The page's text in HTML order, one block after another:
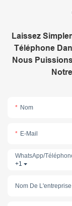
Laissez
Téléphone
Nous
Nom
E-Mail
+1
WhatsApp/
Nom De L'entreprise